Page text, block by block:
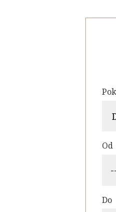
Od
Do